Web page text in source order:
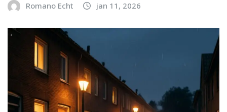
Romano Echt jan 11, 2026